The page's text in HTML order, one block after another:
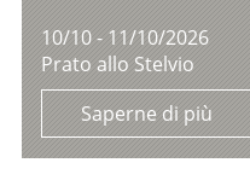
10/10 - 11/10/2026
Prato allo Stelvio
Saperne di più